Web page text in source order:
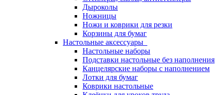
Дыроколы
Ножницы
Ножи и коврики для резки
Корзины для бумаг
Настольные аксессуары
Настольные наборы
Подставки настольные без наполнения
Канцелярские наборы с наполнением
Лотки для бумаг
Коврики настольные